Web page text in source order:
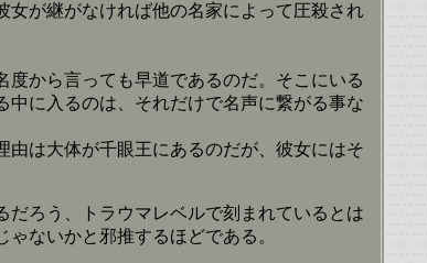
が継がなければ他の名家によって圧殺され
から言っても早道であるのだ。そこにいる
中に入るのは、それだけで名声に繋がる事な
は大体が千眼王にあるのだが、彼女にはそ
ろう、トラウマレベルで刻まれているとは
ないかと邪推するほどである。